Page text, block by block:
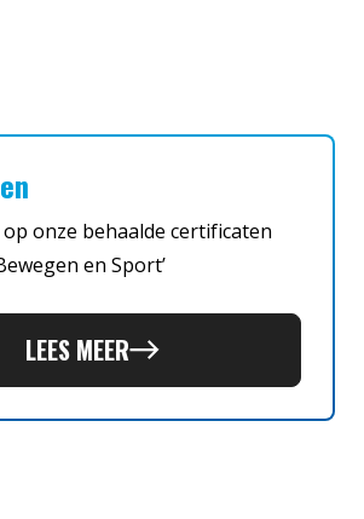
onze behaalde certificaten
en Sport’
LEES MEER